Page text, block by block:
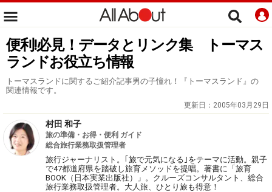
便利!必見！データとリンク集 トーマス
ランドお役立ち情報
トーマスランドに関するご紹介記事男の子憧れ！『トーマスランド』の
関連情報です。
更新日： 2005年03月29日
村田 和子
旅の準備・お得・便利 ガイド
総合旅行業務取扱管理者
旅行ジャーナリスト。｢旅で元気になる｣をテーマに活動。親子
で47都道府県を踏破し旅育メソッドを提唱。著書に「旅育
BOOK（日本実業出版社）」。クルーズコンサルタント、総合
旅行業務取扱管理者。大人旅、ひとり旅も得意！